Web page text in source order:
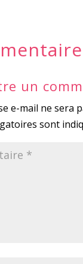
un
e-mail ne sera
sont